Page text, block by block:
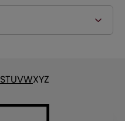
STUVWXYZ